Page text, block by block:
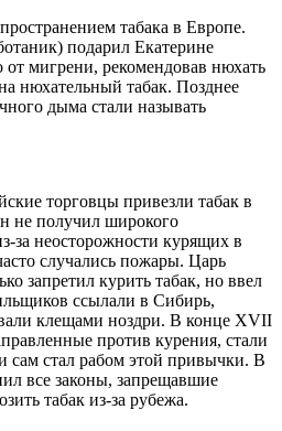
табака в Европе.
подарил Екатерине
от мигрени, рекомендовав нюхать
нюхательный табак. Позднее
дыма стали называть
торговцы привезли табак в
не получил широкого
за неосторожности курящих в
случались пожары. Царь
запретил курить табак, но ввел
ссылали в Сибирь,
клещами ноздри. В конце XVII
против курения, стали
сам стал рабом этой привычки. В
все законы, запрещавшие
табак из-за рубежа.